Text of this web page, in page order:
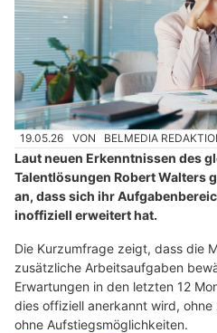
19.05.26 VON BELMEDIA
Laut neuen Erkenntnissen des
Talentlösungen Robert Walters
an, dass sich ihr
inoffiziell erweitert hat.
Die Kurzumfrage zeigt, dass die
zusätzliche Arbeitsaufgaben
Erwartungen in den letzten 12
dies offiziell anerkannt wird,
ohne Aufstiegsmöglichkeiten.